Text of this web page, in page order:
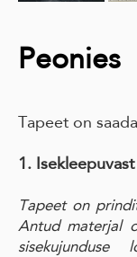
Peonies
Tapeet on
1.
Tapeet on
Antud materjal
sisekujunduse